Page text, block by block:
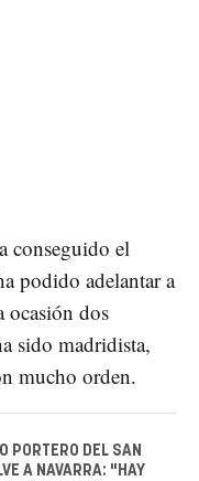
conseguido el
podido adelantar a
ocasión dos
sido madridista,
mucho orden.
PORTERO DEL SAN
A NAVARRA: "HAY